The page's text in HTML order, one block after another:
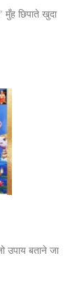
छिपाते खुदा
उपाय बताने जा